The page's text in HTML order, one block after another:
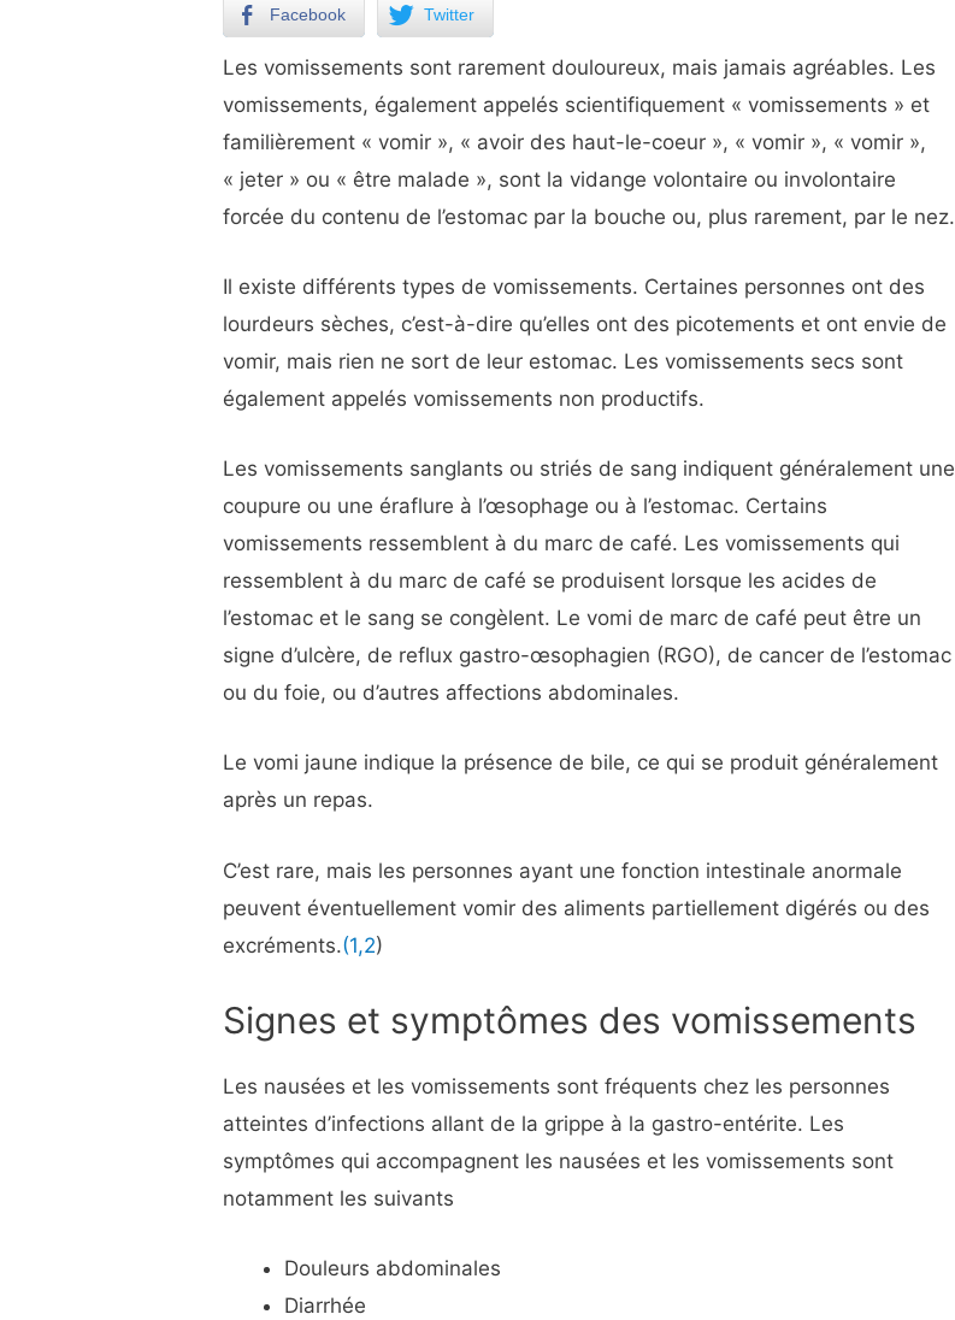
Facebook Twitter
Les vomissements sont rarement douloureux, mais jamais agréables. Les
vomissements, également appelés scientifiquement « vomissements » et
familièrement « vomir », « avoir des haut-le-coeur », « vomir », « vomir »,
« jeter » ou « être malade », sont la vidange volontaire ou involontaire
forcée du contenu de l’estomac par la bouche ou, plus rarement, par le nez.
Il existe différents types de vomissements. Certaines personnes ont des
lourdeurs sèches, c’est-à-dire qu’elles ont des picotements et ont envie de
vomir, mais rien ne sort de leur estomac. Les vomissements secs sont
également appelés vomissements non productifs.
Les vomissements sanglants ou striés de sang indiquent généralement une
coupure ou une éraflure à l’œsophage ou à l’estomac. Certains
vomissements ressemblent à du marc de café. Les vomissements qui
ressemblent à du marc de café se produisent lorsque les acides de
l’estomac et le sang se congèlent. Le vomi de marc de café peut être un
signe d’ulcère, de reflux gastro-œsophagien (RGO), de cancer de l’estomac
ou du foie, ou d’autres affections abdominales.
Le vomi jaune indique la présence de bile, ce qui se produit généralement
après un repas.
C’est rare, mais les personnes ayant une fonction intestinale anormale
peuvent éventuellement vomir des aliments partiellement digérés ou des
excréments.(1,2)
Signes et symptômes des vomissements
Les nausées et les vomissements sont fréquents chez les personnes
atteintes d’infections allant de la grippe à la gastro-entérite. Les
symptômes qui accompagnent les nausées et les vomissements sont
notamment les suivants
Douleurs abdominales
Diarrhée